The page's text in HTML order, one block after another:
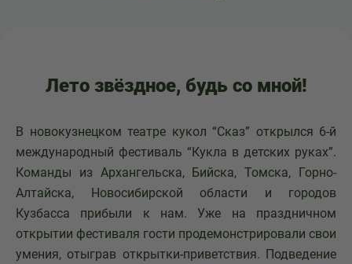
Лето звёздное, будь со мной!
В новокузнецком театре кукол “Сказ” открылся 6-й
международный фестиваль “Кукла в детских руках”.
Команды из Архангельска, Бийска, Томска, Горно-
Алтайска, Новосибирской области и городов
Кузбасса прибыли к нам. Уже на праздничном
открытии фестиваля гости продемонстрировали свои
умения, отыграв открытки-приветствия. Подведение